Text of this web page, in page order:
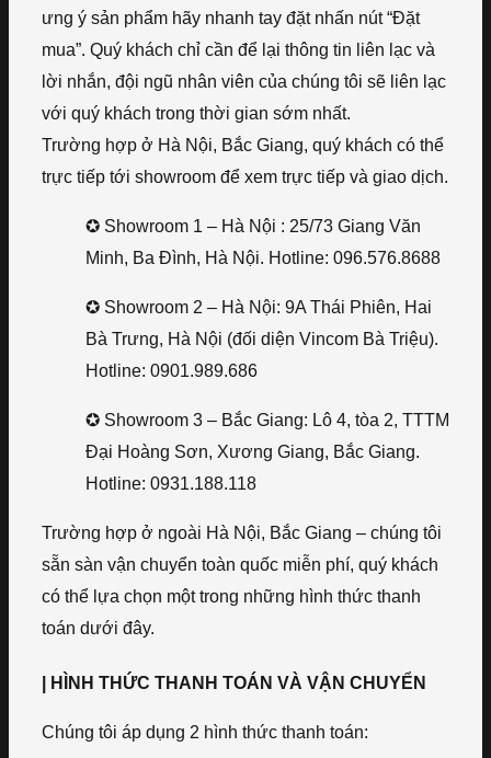
ưng ý sản phẩm hãy nhanh tay đặt nhấn nút “Đặt
mua”. Quý khách chỉ cần để lại thông tin liên lạc và
lời nhắn, đội ngũ nhân viên của chúng tôi sẽ liên lạc
với quý khách trong thời gian sớm nhất.
Trường hợp ở Hà Nội, Bắc Giang, quý khách có thể
trực tiếp tới showroom để xem trực tiếp và giao dịch.
✪ Showroom 1 – Hà Nội : 25/73 Giang Văn
Minh, Ba Đình, Hà Nội. Hotline: 096.576.8688
✪ Showroom 2 – Hà Nội: 9A Thái Phiên, Hai
Bà Trưng, Hà Nội (đối diện Vincom Bà Triệu).
Hotline: 0901.989.686
✪ Showroom 3 – Bắc Giang: Lô 4, tòa 2, TTTM
Đại Hoàng Sơn, Xương Giang, Bắc Giang.
Hotline: 0931.188.118
Trường hợp ở ngoài Hà Nội, Bắc Giang – chúng tôi
sẵn sàn vận chuyển toàn quốc miễn phí, quý khách
có thể lựa chọn một trong những hình thức thanh
toán dưới đây.
| HÌNH THỨC THANH TOÁN VÀ VẬN CHUYỂN
Chúng tôi áp dụng 2 hình thức thanh toán: